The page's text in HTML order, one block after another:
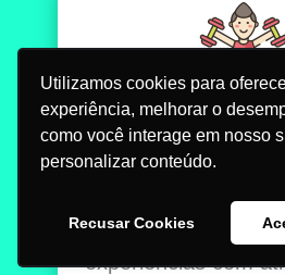
Utilizamos cookies para
experiência, melhorar o
como você interage em nosso
personalizar conteúdo.
Recusar Cookies
18h:
de vida com
Alunos da Leven
experiências com